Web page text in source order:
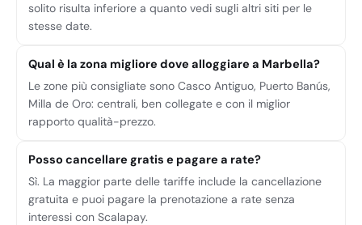
solito risulta inferiore a quanto vedi sugli altri siti per le
stesse date.
Qual è la zona migliore dove alloggiare a Marbella?
Le zone più consigliate sono Casco Antiguo, Puerto Banús,
Milla de Oro: centrali, ben collegate e con il miglior
rapporto qualità-prezzo.
Posso cancellare gratis e pagare a rate?
Sì. La maggior parte delle tariffe include la cancellazione
gratuita e puoi pagare la prenotazione a rate senza
interessi con Scalapay.